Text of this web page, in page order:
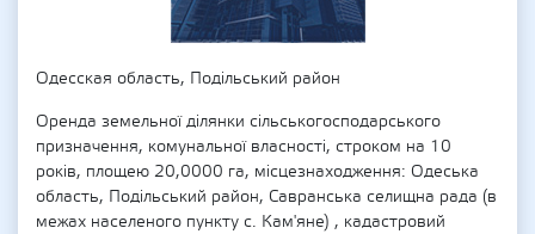
Одесская область, Подільський район
Оренда земельної ділянки сільськогосподарського
призначення, комунальної власності, строком на 10
років, площею 20,0000 га, місцезнаходження: Одеська
область, Подільський район, Савранська селищна рада (в
межах населеного пункту с. Кам'яне) , кадастровий